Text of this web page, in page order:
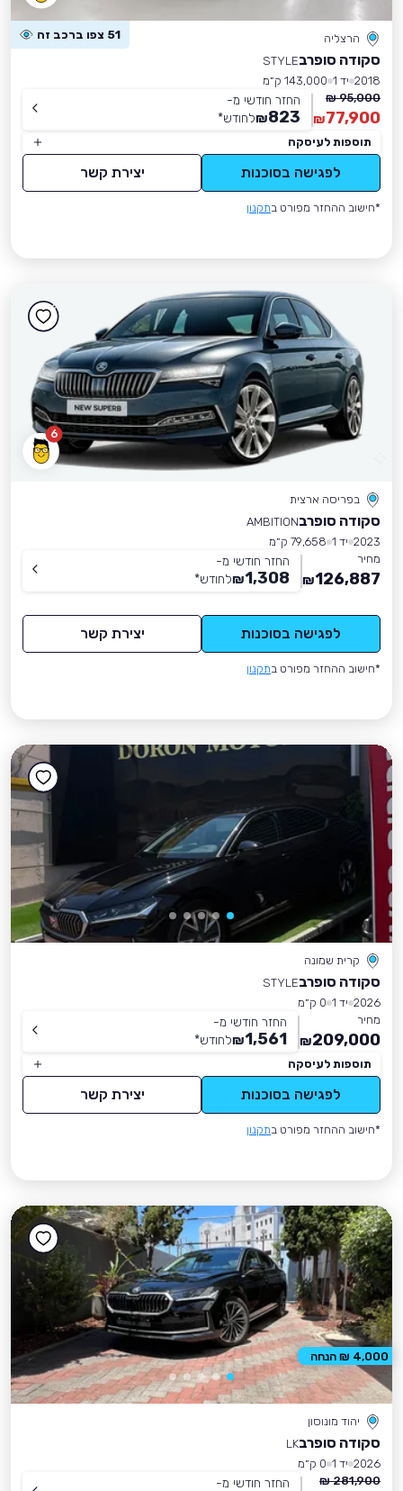
הרצליה 51 צפו ברכב זה
סקודה סופרבSTYLE
2018 יד 1
143,000 ק״מ
95,000 ₪
77,900
₪
החזר חודשי מ-
823
₪לחודש*
תוספות לעיסקה
לפגישה בסוכנות יצירת קשר
*חישוב ההחזר מפורט בתקנון
6
בפריסה ארצית
סקודה סופרבAMBITION
2023 יד 1
79,658 ק״מ
מחיר
126,887
₪
החזר חודשי מ-
1,308
₪לחודש*
לפגישה בסוכנות יצירת קשר
*חישוב ההחזר מפורט בתקנון
קרית שמונה
סקודה סופרבSTYLE
2026 יד 1
0 ק״מ
מחיר
209,000
₪
החזר חודשי מ-
1,561
₪לחודש*
תוספות לעיסקה
לפגישה בסוכנות יצירת קשר
*חישוב ההחזר מפורט בתקנון
יהוד מונוסון
סקודה סופרבLK
2026 יד 1
0 ק״מ
281,900 ₪
החזר חודשי מ-
4,000 ₪ הנחה